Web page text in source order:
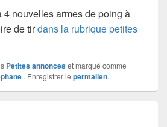
4 nouvelles armes de poing à
de tirdans la rubrique petites
Petites annonceset marqué comme
. Enregistrer le permalien.